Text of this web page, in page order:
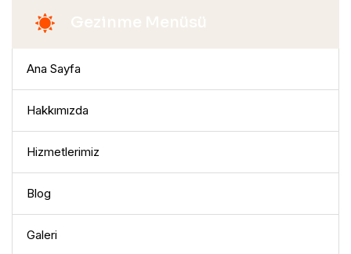
Ana Sayfa
Hakkımızda
Hizmetlerimiz
Blog
Galeri